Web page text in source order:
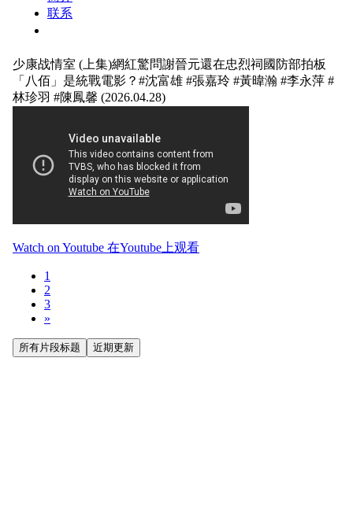
联系
少康战情室 (上集)網紅驚問謝晉元還在忠烈祠國防部拍板
「八佰」是統戰電影？#沈富雄 #張嘉玲 #黃暐瀚 #李永萍 #
林珍羽 #陳鳳馨 (2026.04.28)
Watch on Youtube 在Youtube上观看
1
2
3
»
所有片段标题 近期更新